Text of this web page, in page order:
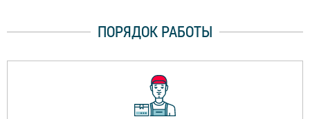
ПОРЯДОК РАБОТЫ